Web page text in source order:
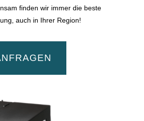
finden wir immer die beste
auch in Ihrer Region!